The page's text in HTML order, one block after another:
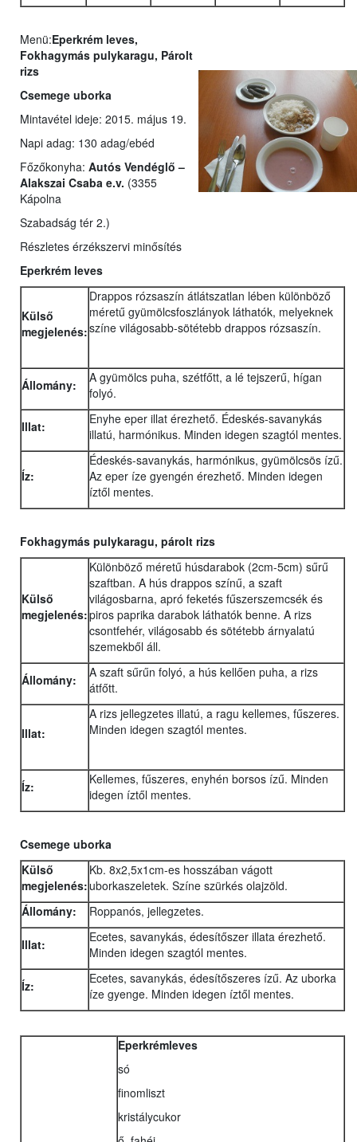
Menü:Eperkrém leves,
Fokhagymás pulykaragu, Párolt
rizs
Csemege uborka
Mintavétel ideje: 2015. május 19.
Napi adag: 130 adag/ebéd
Főzőkonyha: Autós Vendéglő –
Alakszai Csaba e.v. (3355
Kápolna
Szabadság tér 2.)
Részletes érzékszervi minősítés
Eperkrém leves
Külső
megjelenés:
Drappos rózsaszín átlátszatlan lében különböző
méretű gyümölcsfoszlányok láthatók, melyeknek
színe világosabb-sötétebb drappos rózsaszín.
Állomány:
A gyümölcs puha, szétfőtt, a lé tejszerű, hígan
folyó.
Illat:
Enyhe eper illat érezhető. Édeskés-savanykás
illatú, harmónikus. Minden idegen szagtól mentes.
Íz:
Édeskés-savanykás, harmónikus, gyümölcsös ízű.
Az eper íze gyengén érezhető. Minden idegen
íztől mentes.
Fokhagymás pulykaragu, párolt rizs
Külső
megjelenés:
Különböző méretű húsdarabok (2cm-5cm) sűrű
szaftban. A hús drappos színű, a szaft
világosbarna, apró feketés fűszerszemcsék és
piros paprika darabok láthatók benne. A rizs
csontfehér, világosabb és sötétebb árnyalatú
szemekből áll.
Állomány:
A szaft sűrűn folyó, a hús kellően puha, a rizs
átfőtt.
Illat:
A rizs jellegzetes illatú, a ragu kellemes, fűszeres.
Minden idegen szagtól mentes.
Íz:
Kellemes, fűszeres, enyhén borsos ízű. Minden
idegen íztől mentes.
Csemege uborka
Külső
megjelenés:
Kb. 8x2,5x1cm-es hosszában vágott
uborkaszeletek. Színe szürkés olajzöld.
Állomány:
Roppanós, jellegzetes.
Illat:
Ecetes, savanykás, édesítőszer illata érezhető.
Minden idegen szagtól mentes.
Íz:
Ecetes, savanykás, édesítőszeres ízű. Az uborka
íze gyenge. Minden idegen íztől mentes.
Eperkrémleves
só
finomliszt
kristálycukor